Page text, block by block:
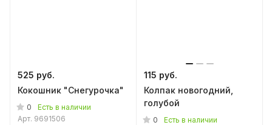
525 руб.
Кокошник "Снегурочка"
0
Есть в наличии
Арт. 9691506
115 руб.
Колпак новогодний,
голубой
0
Есть в наличии